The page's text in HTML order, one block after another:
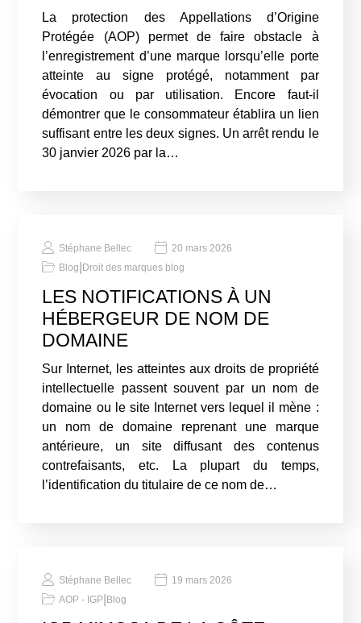
La protection des Appellations d’Origine
Protégée (AOP) permet de faire obstacle à
l’enregistrement d’une marque lorsqu’elle porte
atteinte au signe protégé, notamment par
évocation ou par utilisation. Encore faut-il
démontrer que le consommateur établira un lien
suffisant entre les deux signes. Un arrêt rendu le
30 janvier 2026 par la…
Stéphane Bellec
20 mars 2026
Blog Droit des marques blog
LES NOTIFICATIONS À UN
HÉBERGEUR DE NOM DE
DOMAINE
Sur Internet, les atteintes aux droits de propriété
intellectuelle passent souvent par un nom de
domaine ou le site Internet vers lequel il mène :
un nom de domaine reprenant une marque
antérieure, un site diffusant des contenus
contrefaisants, etc. La plupart du temps,
l’identification du titulaire de ce nom de…
Stéphane Bellec
19 mars 2026
AOP - IGP Blog